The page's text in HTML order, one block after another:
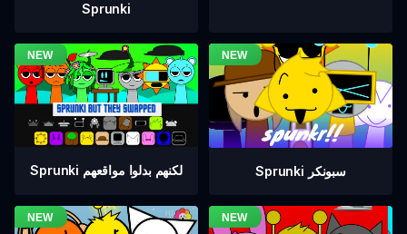
Sprunki
Sprunki لكنهم بدلوا مواقعهم Sprunki سبونكر